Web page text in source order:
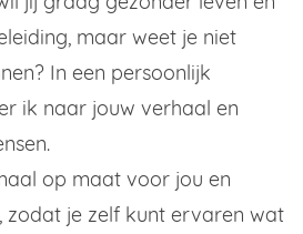
maar weet je niet
In een persoonlijk
ik naar jouw verhaal en
op maat voor jou en
zodat je zelf kunt ervaren wat